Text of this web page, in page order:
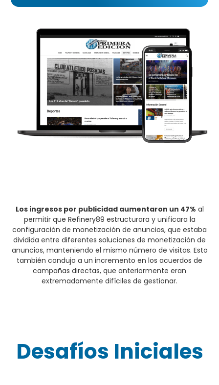
Los ingresos por publicidad aumentaron un 47% al
permitir que Refinery89 estructurara y unificara la
configuración de monetización de anuncios, que estaba
dividida entre diferentes soluciones de monetización de
anuncios, manteniendo el mismo número de visitas. Esto
también condujo a un incremento en los acuerdos de
campañas directas, que anteriormente eran
extremadamente difíciles de gestionar.
Desafíos Iniciales